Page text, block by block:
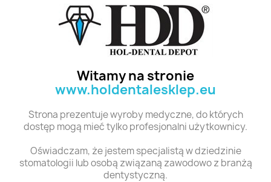
Witamy na stronie
www.holdentalesklep.eu
Strona prezentuje wyroby medyczne, do których
dostęp mogą mieć tylko profesjonalni użytkownicy.
Oświadczam, że jestem specjalistą w dziedzinie
stomatologii lub osobą związaną zawodowo z branżą
dentystyczną.
D4 TL4 28
Polecane produkty z tej kategorii